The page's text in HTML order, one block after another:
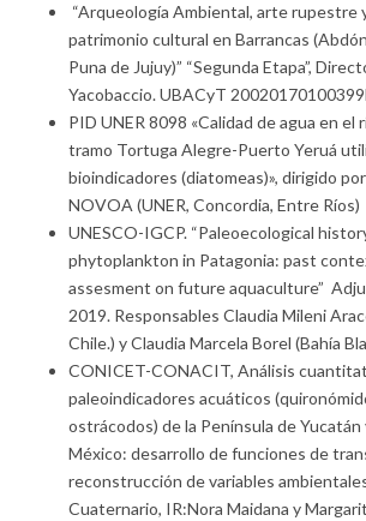
“Arqueología Ambiental, arte rupestre
patrimonio cultural en Barrancas
Puna de Jujuy)” “Segunda Etapa”,
Yacobaccio. UBACyT
PID UNER 8098 «Calidad de agua en el
tramo Tortuga Alegre-Puerto Yeruá
bioindicadores (diatomeas)», dirigido
NOVOA (UNER, Concordia, Entre Ríos)
UNESCO-IGCP. “Paleoecological
phytoplankton in Patagonia: past
assesment on future aquaculture”
2019. Responsables Claudia Mileni
Chile.) y Claudia Marcela Borel (Bahía
CONICET-CONACIT, Análisis
paleoindicadores acuáticos
ostrácodos) de la Península de
México: desarrollo de funciones de
reconstrucción de variables
Cuaternario, IR:Nora Maidana y